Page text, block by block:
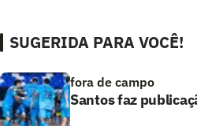
SUGERIDA PARA VOCÊ!
fora de campo
Santos faz